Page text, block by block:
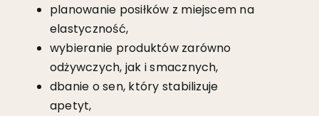
planowanie posiłków z miejscem na
elastyczność,
wybieranie produktów zarówno
odżywczych, jak i smacznych,
dbanie o sen, który stabilizuje
apetyt,